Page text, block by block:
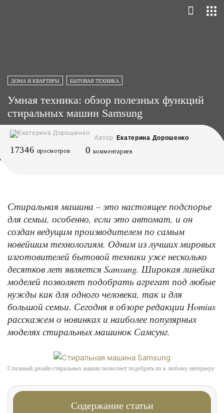
ДОМА И КВАРТИРЫ БЫТОВАЯ ТЕХНИКА
Умная техника: обзор полезных функций
стиральных машин Samsung
Автор Екатерина Дорошенко
17346 просмотров 0 комментариев
Стиральная машина – это настоящее подспорье
для семьи, особенно, если это автомат, и он
создан ведущим производителем по самым
новейшим технологиям. Одним из лучших мировых
изготовителей бытовой техники уже несколько
десятков лет является Samsung. Широкая линейка
моделей позволяет подобрать агрегат под любые
нужды как для одного человека, так и для
большой семьи. Сегодня в обзоре редакции Нomius
расскажем о новинках и наиболее популярных
моделях стиральных машинок Самсунг.
Стильный дизайн стиральных машин позволяет подобрать их к любому интерьеру
Содержание статьи